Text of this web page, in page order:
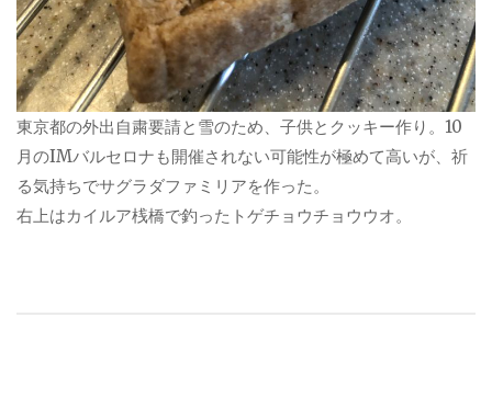
東京都の外出自粛要請と雪のため、子供とクッキー作り。10
月のIMバルセロナも開催されない可能性が極めて高いが、祈
る気持ちでサグラダファミリアを作った。
右上はカイルア桟橋で釣ったトゲチョウチョウウオ。